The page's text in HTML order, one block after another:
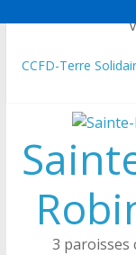
Passer
contenu
CCFD-Terre
Rencontre de
Vivre à
Communication
3 paroisses